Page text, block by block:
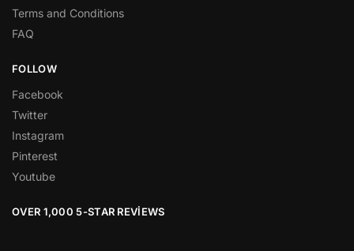
Terms and Conditions
FAQ
FOLLOW
Facebook
Twitter
Instagram
Pinterest
Youtube
OVER 1,000 5-STAR REVIEWS